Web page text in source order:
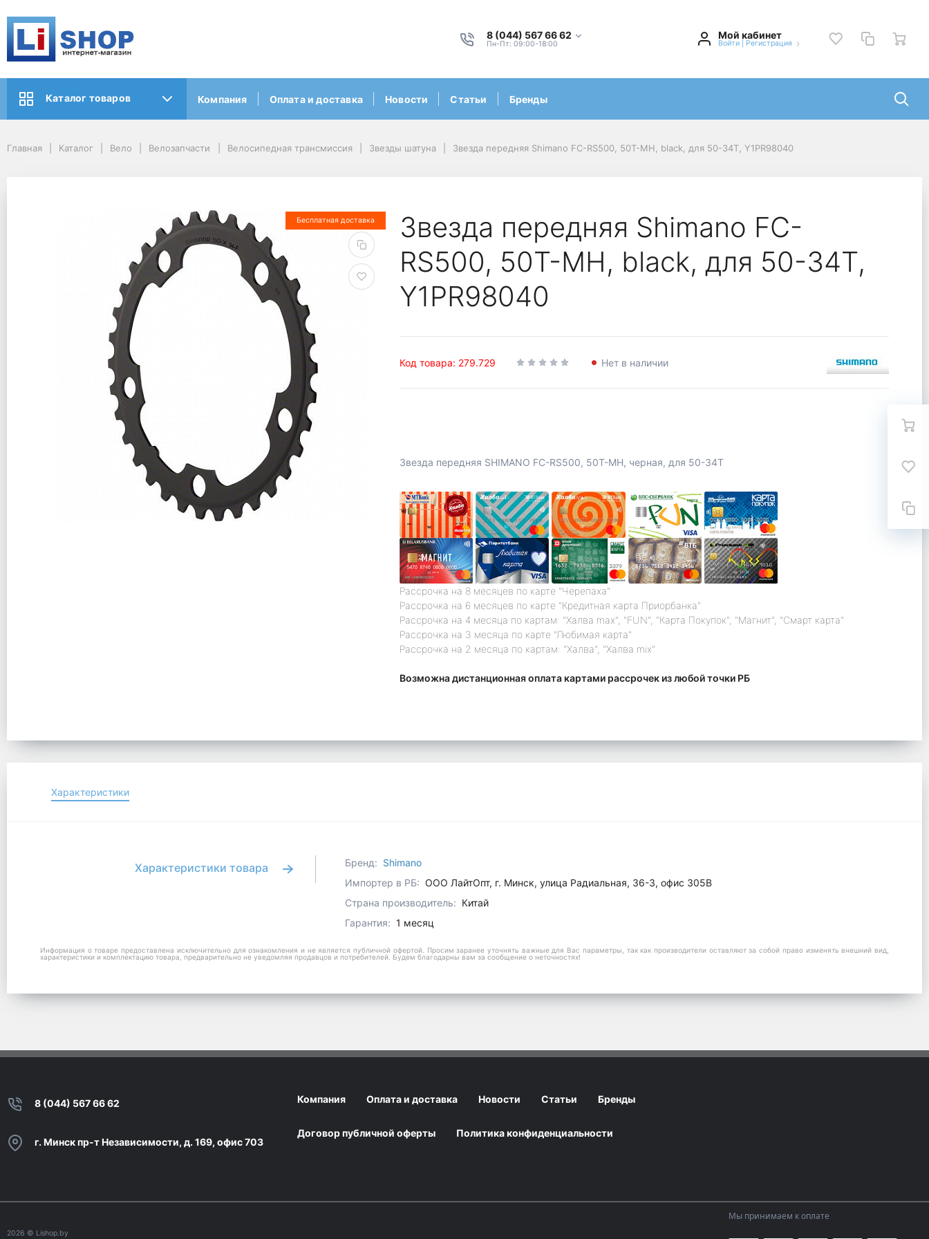
8 (044) 567 66 62
Пн-Пт: 09:00-18:00
Мой кабинет
Войти Регистрация
Каталог товаров Компания Оплата и доставка Новости Статьи Бренды
Главная Каталог Вело Велозапчасти Велосипедная трансмиссия Звезды шатуна Звезда передняя Shimano FC-RS500, 50T-MH, black, для 50-34T, Y1PR98040
Бесплатная доставка
Звезда передняя Shimano FC-
RS500, 50T-MH, black, для 50-34T,
Y1PR98040
Код товара: 279.729 Нет в наличии
Звезда передняя SHIMANO FC-RS500, 50T-MH, черная, для 50-34T
Рассрочка на 8 месяцев по карте "Черепаха"
Рассрочка на 6 месяцев по карте "Кредитная карта Приорбанка"
Рассрочка на 4 месяца по картам: "Халва max", "FUN", "Карта Покупок", "Магнит", "Смарт карта"
Рассрочка на 3 месяца по карте "Любимая карта"
Рассрочка на 2 месяца по картам: "Халва", "Халва mix"
Возможна дистанционная оплата картами рассрочек из любой точки РБ
Характеристики
Характеристики товара Бренд: Shimano
Импортер в РБ: ООО ЛайтОпт, г. Минск, улица Радиальная, 36-3, офис 305В
Страна производитель: Китай
Гарантия: 1 месяц
Информация о товаре предоставлена исключительно для ознакомления и не является публичной офертой. Просим заранее уточнять важные для Вас параметры, так как производители оставляют за собой право изменять внешний вид,
характеристики и комплектацию товара, предварительно не уведомляя продавцов и потребителей. Будем благодарны вам за сообщение о неточностях!
8 (044) 567 66 62
г. Минск пр-т Независимости, д. 169, офис 703
Компания Оплата и доставка Новости Статьи Бренды
Договор публичной оферты Политика конфиденциальности
2026 © Lishop.by
Мы принимаем к оплате